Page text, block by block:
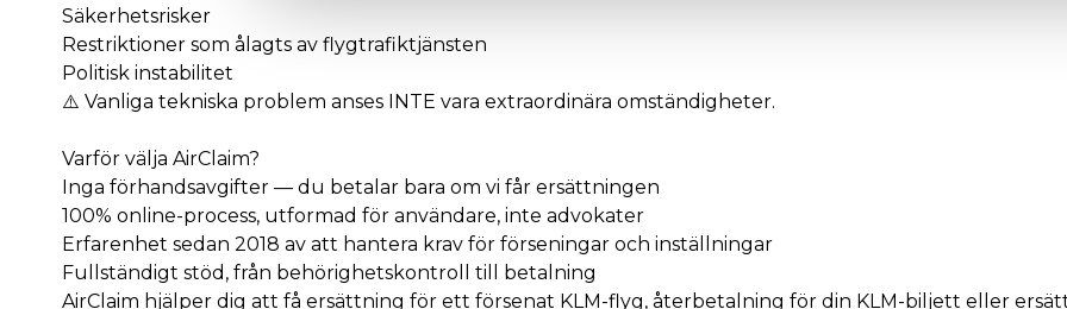
Säkerhetsrisker
Restriktioner som ålagts av flygtrafiktjänsten
Politisk instabilitet
⚠️ Vanliga tekniska problem anses INTE vara extraordinära omständigheter.
Varför välja AirClaim?
Inga förhandsavgifter — du betalar bara om vi får ersättningen
100% online-process, utformad för användare, inte advokater
Erfarenhet sedan 2018 av att hantera krav för förseningar och inställningar
Fullständigt stöd, från behörighetskontroll till betalning
AirClaim hjälper dig att få ersättning för ett försenat KLM-flyg, återbetalning för din KLM-biljett eller